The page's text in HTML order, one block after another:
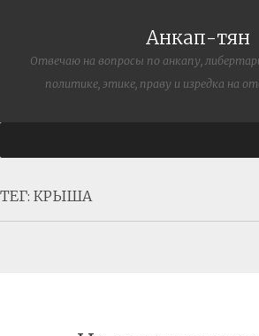
Анкап-тян
Отвечаю на вопросы по анкапу,
политике, этике, праву и изредка на
ТЕГ: КРЫША